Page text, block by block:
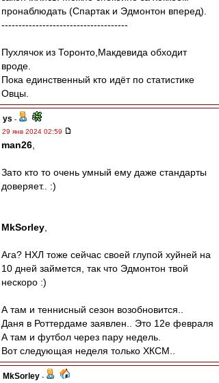
пронаблюдать (Спартак и Эдмонтон вперед).
-------------------------------------
Пухлячок из Торонто,Макдевида обходит
вроде.
Пока единственный кто идёт по статистике
Овцы.
ys -
29 янв 2024 02:59
man26
Зато кто то очень умный ему даже стандарты
доверяет.. :)
MkSorley
Ага? НХЛ тоже сейчас своей глупой хуйней на
10 дней займется, так что Эдмонтон твой
нескоро :)
А там и теннисный сезон возобновится..
Даня в Роттердаме заявлен.. Это 12е февраля
А там и футбол через пару недель.
Вот следующая неделя только ХКСМ..
MkSorley -